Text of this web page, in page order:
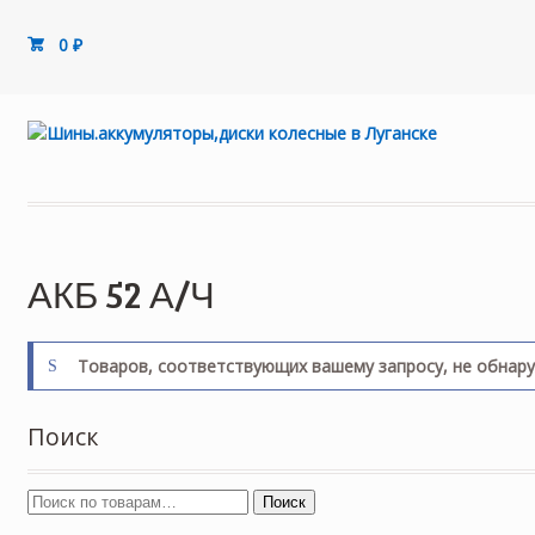
0₽
АКБ 52 А/Ч
Товаров, соответствующих вашему запросу, не
Поиск
Поиск